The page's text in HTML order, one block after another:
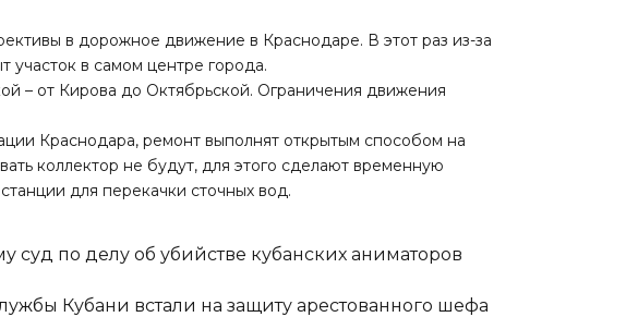
в дорожное движение в Краснодаре. В этот раз из-за
участок в самом центре города.
– от Кирова до Октябрьской. Ограничения движения
Краснодара, ремонт выполнят открытым способом на
коллектор не будут, для этого сделают временную
для перекачки сточных вод.
суд по делу об убийстве кубанских аниматоров
Кубани встали на защиту арестованного шефа